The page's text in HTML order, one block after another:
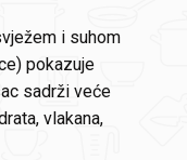
i suhom
pokazuje
sadrži veće
vlakana,